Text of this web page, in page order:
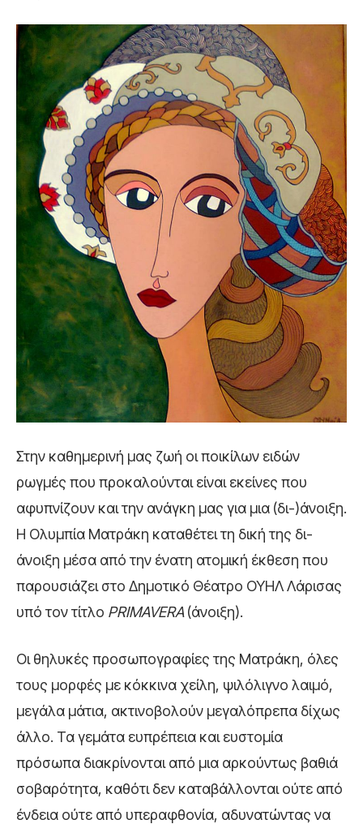
Στην καθημερινή μας ζωή οι ποικίλων ειδών
ρωγμές που προκαλούνται είναι εκείνες που
αφυπνίζουν και την ανάγκη μας για μια (δι-)άνοιξη.
Η Ολυμπία Ματράκη καταθέτει τη δική της δι-
άνοιξη μέσα από την ένατη ατομική έκθεση που
παρουσιάζει στο Δημοτικό Θέατρο ΟΥΗΛ Λάρισας
υπό τον τίτλο PRIMAVERA (άνοιξη).
Οι θηλυκές προσωπογραφίες της Ματράκη, όλες
τους μορφές με κόκκινα χείλη, ψιλόλιγνο λαιμό,
μεγάλα μάτια, ακτινοβολούν μεγαλόπρεπα δίχως
άλλο. Τα γεμάτα ευπρέπεια και ευστομία
πρόσωπα διακρίνονται από μια αρκούντως βαθιά
σοβαρότητα, καθότι δεν καταβάλλονται ούτε από
ένδεια ούτε από υπεραφθονία, αδυνατώντας να